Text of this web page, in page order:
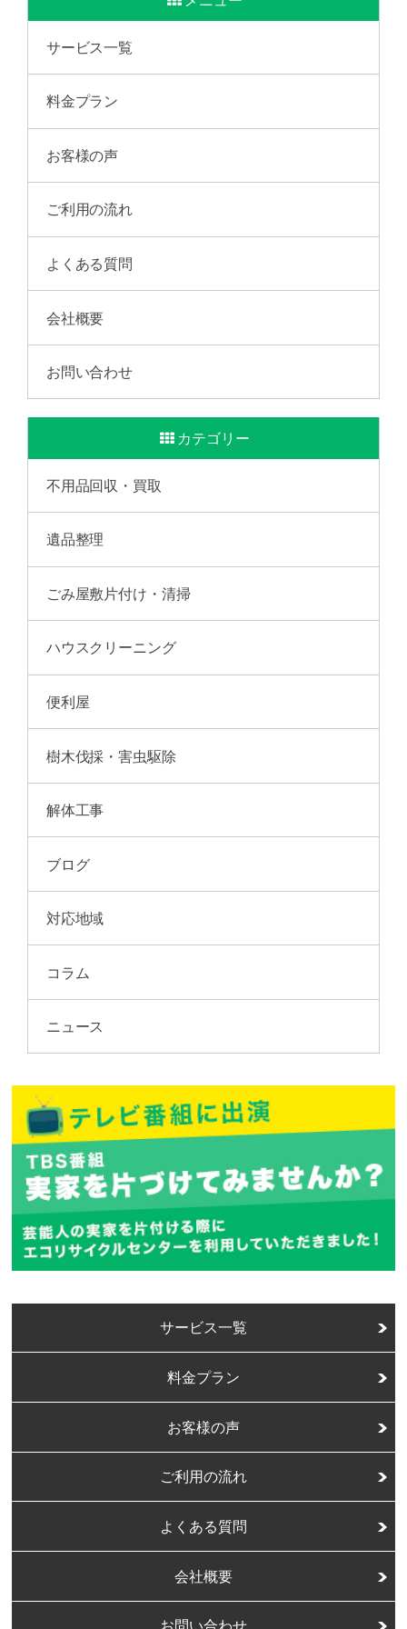
サービス一覧
料金プラン
お客様の声
ご利用の流れ
よくある質問
会社概要
お問い合わせ
カテゴリー
不用品回収・買取
遺品整理
ごみ屋敷片付け・清掃
ハウスクリーニング
便利屋
樹木伐採・害虫駆除
解体工事
ブログ
対応地域
コラム
ニュース
サービス一覧
料金プラン
お客様の声
ご利用の流れ
よくある質問
会社概要